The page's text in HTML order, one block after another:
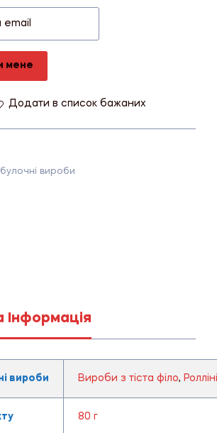
мене
Додати в список бажаних
вироби
вироби Вироби з тіста філо, Ролліні
80 г